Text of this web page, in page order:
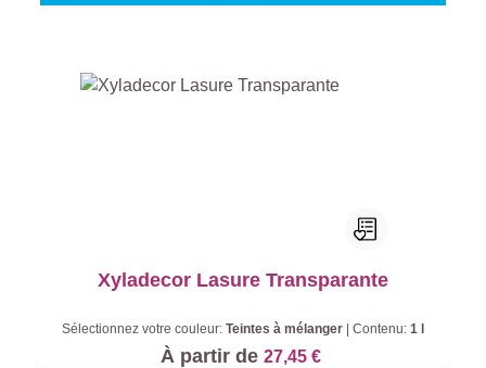
Xyladecor Lasure Transparante
Sélectionnez votre couleur: Teintes à mélanger Contenu: 1 l
À partir de 27,45 €